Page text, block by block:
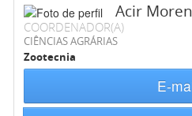
Acir
COORDENADOR(A)
CIÊNCIAS AGRÁRIAS
Zootecnia
E-